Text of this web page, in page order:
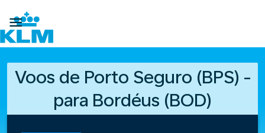

Voos de Porto Seguro (BPS) -
para Bordéus (BOD)